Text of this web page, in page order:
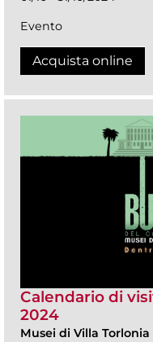
Evento
Acquista online
Calendario di
2024
Musei di Villa Torlonia